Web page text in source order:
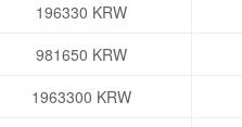
196330 KRW
981650 KRW
1963300 KRW